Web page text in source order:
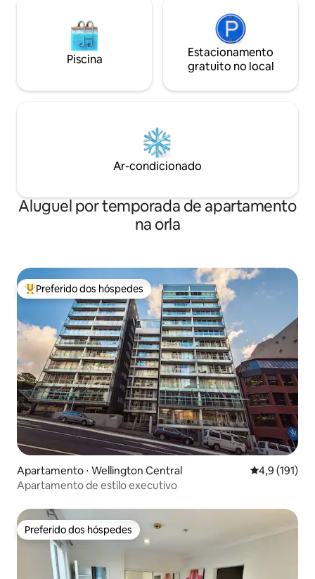
Piscina
Estacionamento
gratuito no local
Ar-condicionado
Aluguel por temporada de apartamento
na orla
Entre os melhores preferidos dos hóspedes
Preferido dos hóspedes
Apartamento ⋅ Wellington Central 4,9 de uma
4,9 (191)
Apartamento de estilo executivo
Preferido dos hóspedes
Preferido dos hóspedes